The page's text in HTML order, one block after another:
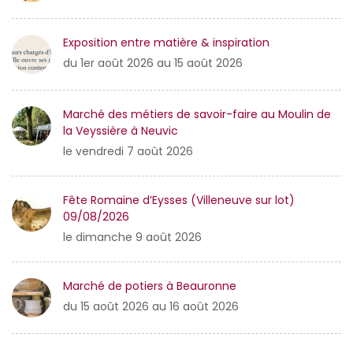
Exposition entre matière & inspiration
du 1er août 2026 au 15 août 2026
Marché des métiers de savoir-faire au Moulin de
la Veyssière à Neuvic
le vendredi 7 août 2026
Fête Romaine d’Eysses (Villeneuve sur lot)
09/08/2026
le dimanche 9 août 2026
Marché de potiers à Beauronne
du 15 août 2026 au 16 août 2026